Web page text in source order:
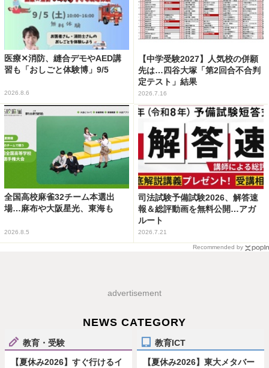
医療✕消防、縫合デモやAED講
習も「おしごと体験博」9/5
2026.8.6
【中学受験2027】人気校の併願
先は…四谷大塚「第2回合不合判
定テスト」結果
2026.7.16
全国高校麻雀32チーム本選出
場…麻布や大阪星光、東海も
2026.8.5
司法試験予備試験2026、解答速
報＆総評動画を無料公開…アガ
ルート
2026.7.21
Recommended by
advertisement
NEWS CATEGORY
教育・受験
【夏休み2026】すぐ行けるイ
教育ICT
【夏休み2026】東大メタバー